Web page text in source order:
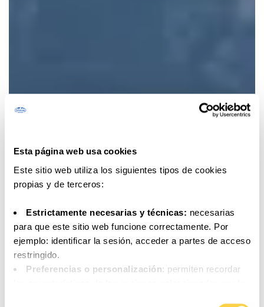
Esta página web usa cookies
Este sitio web utiliza los siguientes tipos de cookies
propias y de terceros:
Estrictamente necesarias y técnicas: necesarias
para que este sitio web funcione correctamente. Por
ejemplo: identificar la sesión, acceder a partes de acceso
restringido.
Preferencias o personalización: permiten recordar